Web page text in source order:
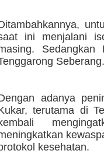
ini menjalani
Sedangkan
Seberang.
adanya
terutama di
kesehatan.